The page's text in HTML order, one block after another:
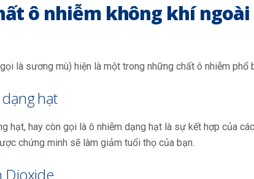
ô nhiễm không khí
là sương mù) hiện là một trong những chất ô nhiễm phổ
hạt
hạt, hay còn gọi là ô nhiễm dạng hạt là sự kết hợp của
chứng minh sẽ làm giảm tuổi thọ của bạn.
Dioxide